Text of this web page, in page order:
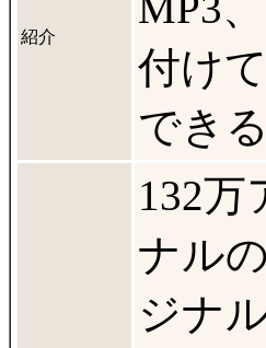
紹介
付け
でき
132
ナル
ジナ